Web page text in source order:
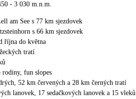
- 3 030 m.n.m.
am See s 77 km sjezdovek
s 66 km sjezdovek
října do května
tratí
rodiny, fun slopes
52 km červených a 28 km černých tratí
lanovek, 17 sedačkových lanovek a 15 vleků